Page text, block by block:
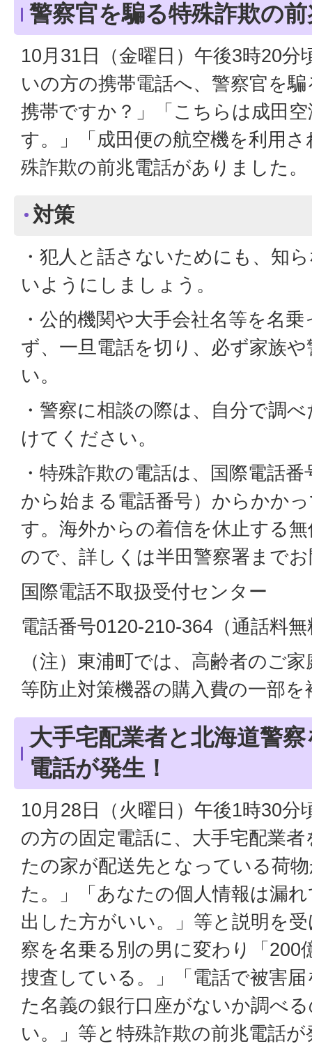
警察官を騙る特殊詐欺の
10月31日（金曜日）午後3時20分
いの方の携帯電話へ、警察官を
携帯ですか？」「こちらは成田
す。」「成田便の航空機を利用
殊詐欺の前兆電話がありました。
対策
・犯人と話さないためにも、知
いようにしましょう。
・公的機関や大手会社名等を名
ず、一旦電話を切り、必ず家族
い。
・警察に相談の際は、自分で調
けてください。
・特殊詐欺の電話は、国際電話
から始まる電話番号）からかか
す。海外からの着信を休止する
ので、詳しくは半田警察署まで
国際電話不取扱受付センター
電話番号0120-210-364（通話料無
（注）東浦町では、高齢者のご
等防止対策機器の購入費の一部
大手宅配業者と北海道警
電話が発生！
10月28日（火曜日）午後1時30分
の方の固定電話に、大手宅配業
たの家が配送先となっている荷
た。」「あなたの個人情報は漏
出した方がいい。」等と説明を
察を名乗る別の男に変わり「200
捜査している。」「電話で被害
た名義の銀行口座がないか調べ
い。」等と特殊詐欺の前兆電話